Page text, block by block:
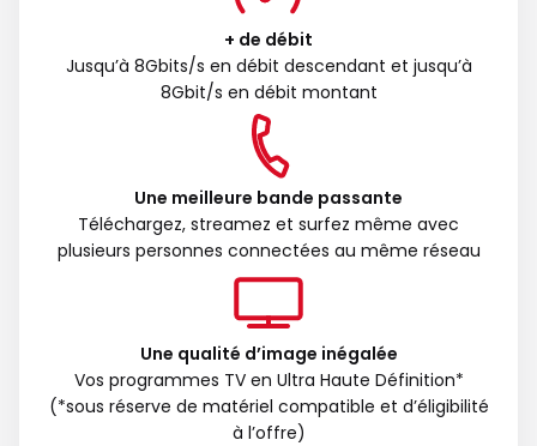
+ de débit
Jusqu’à 8Gbits/s en débit descendant et jusqu’à
8Gbit/s en débit montant
Une meilleure bande passante
Téléchargez, streamez et surfez même avec
plusieurs personnes connectées au même réseau
Une qualité d’image inégalée
Vos programmes TV en Ultra Haute Définition*
(*sous réserve de matériel compatible et d’éligibilité
à l’offre)